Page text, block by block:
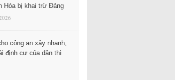
Hóa bị khai trừ Đảng
công an xây nhanh,
định cư của dân thì